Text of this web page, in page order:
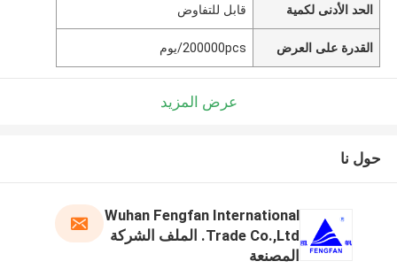
الحد الأدنى لكمية قابل للتفاوض
القدرة على العرض 200000pcs/يوم
عرض المزيد
حول نا
Wuhan Fengfan International
Trade Co.,Ltd. الملف الشركة
المصنعة